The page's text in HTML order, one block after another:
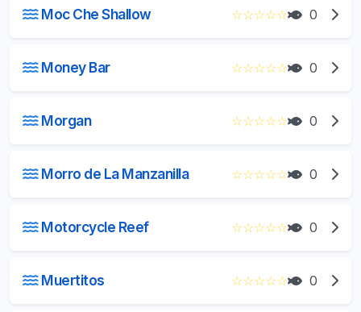
Moc Che Shallow ☆☆☆☆☆ 0
Money Bar ☆☆☆☆☆ 0
Morgan ☆☆☆☆☆ 0
Morro de La Manzanilla ☆☆☆☆☆ 0
Motorcycle Reef ☆☆☆☆☆ 0
Muertitos ☆☆☆☆☆ 0